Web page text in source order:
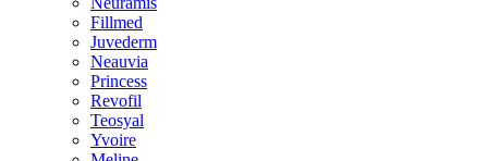
Fillmed
Juvederm
Neauvia
Princess
Revofil
Teosyal
Yvoire